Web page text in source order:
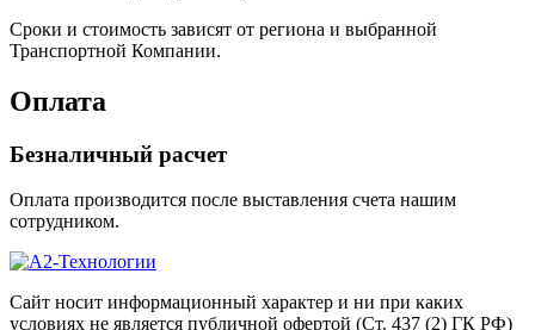
Сроки и стоимость зависят от региона и выбранной
Транспортной Компании.
Оплата
Безналичный расчет
Оплата производится после выставления счета нашим
сотрудником.
Сайт носит информационный характер и ни при каких
условиях не является публичной офертой (Ст. 437 (2) ГК РФ)